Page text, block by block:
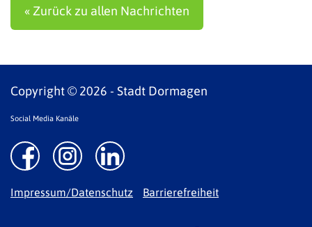
« Zurück zu allen Nachrichten
Copyright © 2026 - Stadt Dormagen
Social Media Kanäle
Impressum/Datenschutz Barrierefreiheit